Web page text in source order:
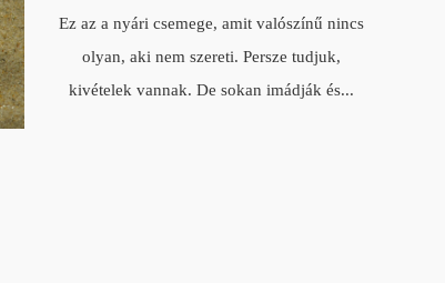
Ez az a nyári csemege, amit valószínű nincs
olyan, aki nem szereti. Persze tudjuk,
kivételek vannak. De sokan imádják és...